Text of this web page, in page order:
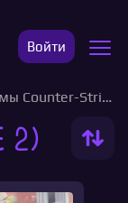
Войти
Смотреть стримы Counter-Strike
2)